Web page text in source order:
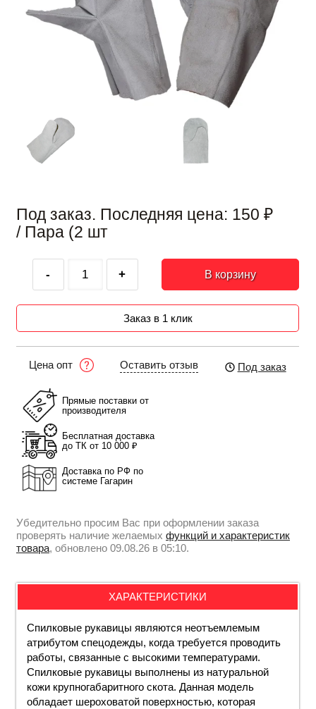
Под заказ. Последняя цена: 150 ₽
/ Пара (2 шт
- + В корзину
Заказ в 1 клик
Цена опт Оставить отзыв Под заказ
Прямые поставки от
производителя
Бесплатная доставка
до ТК от 10 000 ₽
Доставка по РФ по
системе Гагарин
Убедительно просим Вас при оформлении заказа
проверять наличие желаемых функций и характеристик
товара, обновлено 09.08.26 в 05:10.
ХАРАКТЕРИСТИКИ
Спилковые рукавицы являются неотъемлемым
атрибутом спецодежды, когда требуется проводить
работы, связанные с высокими температурами.
Спилковые рукавицы выполнены из натуральной
кожи крупногабаритного скота. Данная модель
обладает шероховатой поверхностью, которая